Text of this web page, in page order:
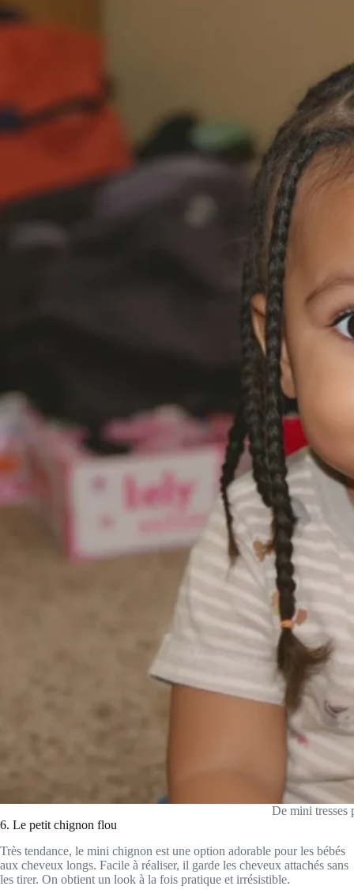
De mini tresses
6. Le petit chignon flou
Très tendance, le mini chignon est une option adorable pour les bébés
aux cheveux longs. Facile à réaliser, il garde les cheveux attachés sans
les tirer. On obtient un look à la fois pratique et irrésistible.